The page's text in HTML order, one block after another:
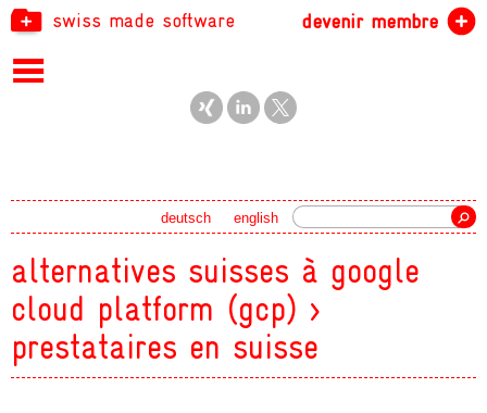
swiss made software devenir membre
english
deutsch
alternatives suisses à google
cloud platform (gcp) >
prestataires en suisse